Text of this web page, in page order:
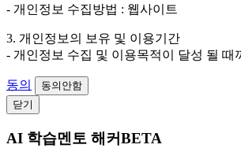
- 개인정보 수집방법 : 웹사이트
3. 개인정보의 보유 및 이용기간
- 개인정보 수집 및 이용목적이 달성 될 때
동의
동의안함
닫기
AI 학습멘토 해커BETA